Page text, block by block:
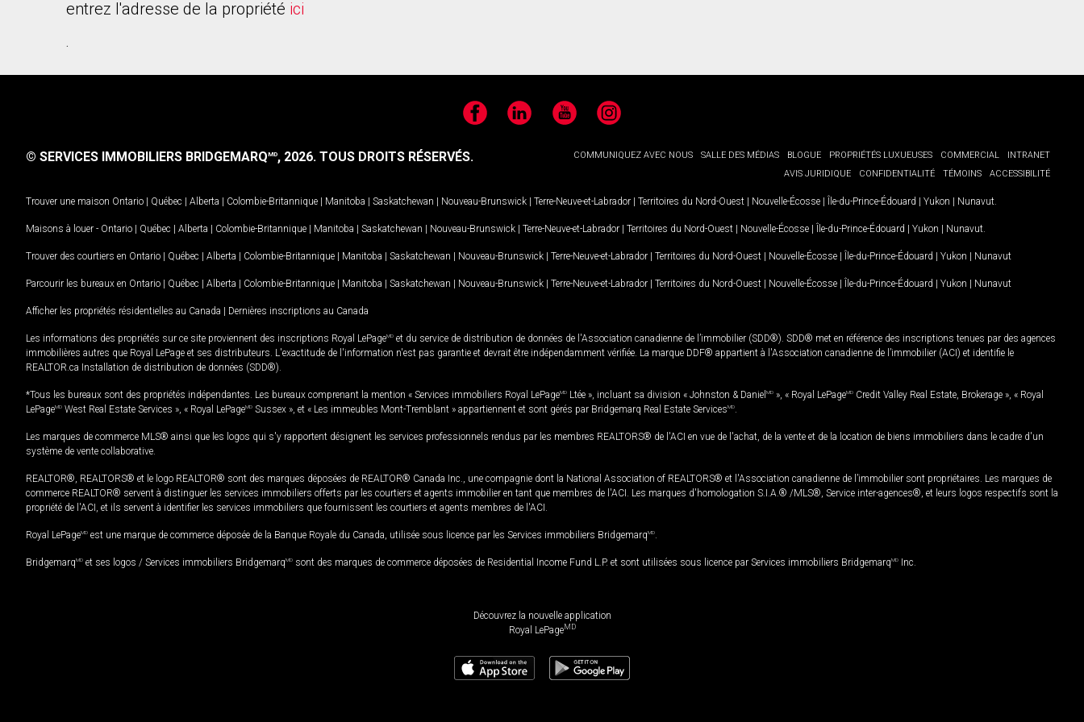
entrez l'adresse de la propriété ici
.
FacebookLinkedIn YouTubeInstagram
COMMUNIQUEZ AVEC NOUS SALLE DES MÉDIAS BLOGUE PROPRIÉTÉS LUXUEUSES COMMERCIAL
INTRANET
AVIS JURIDIQUE
CONFIDENTIALITÉ TÉMOINS ACCESSIBILITÉ
© SERVICES IMMOBILIERS BRIDGEMARQMD, 2026. TOUS DROITS RÉSERVÉS.
Trouver une maison Ontario | Québec | Alberta | Colombie-Britannique | Manitoba | Saskatchewan | Nouveau-Brunswick | Terre-Neuve-et-Labrador | Territoires du Nord-Ouest | Nouvelle-Écosse | Île-du-Prince-Édouard | Yukon | Nunavut
Maisons à louer - Ontario | Québec | Alberta | Colombie-Britannique | Manitoba | Saskatchewan | Nouveau-Brunswick | Terre-Neuve-et-Labrador | Territoires du Nord-Ouest | Nouvelle-Écosse | Île-du-Prince-Édouard | Yukon | Nunavut
Trouver des courtiers en Ontario | Québec | Alberta | Colombie-Britannique | Manitoba | Saskatchewan | Nouveau-Brunswick | Terre-Neuve-et-Labrador | Territoires du Nord-Ouest | Nouvelle-Écosse | Île-du-Prince-Édouard | Yukon | Nunavut
Parcourir les bureaux en Ontario | Québec | Alberta | Colombie-Britannique | Manitoba | Saskatchewan | Nouveau-Brunswick | Terre-Neuve-et-Labrador | Territoires du Nord-Ouest | Nouvelle-Écosse | Île-du-Prince-Édouard | Yukon | Nunavut
Afficher les propriétés résidentielles au Canada | Dernières inscriptions au Canada
Les informations des propriétés sur ce site proviennent des inscriptions Royal LePageMD et du service de distribution de données de l'Association canadienne de l’immobilier (SDD®). SDD® met en référence des inscriptions tenues par des agences
immobilières autres que Royal LePage et ses distributeurs. L'exactitude de l'information n'est pas garantie et devrait être indépendamment vérifiée. La marque DDF® appartient à l'Association canadienne de l’immobilier (ACI) et identifie le
REALTOR.ca Installation de distribution de données (SDD®).
*Tous les bureaux sont des propriétés indépendantes. Les bureaux comprenant la mention « Services immobiliers Royal LePageMD Ltée », incluant sa division « Johnston & Daniel MD », « Royal LePageMD Credit Valley Real Estate, Brokerage », « Royal
LePageMD West Real Estate Services », « Royal LePageMD Sussex », et « Les immeubles Mont-Tremblant » appartiennent et sont gérés par Bridgemarq Real Estate ServicesMD
Les marques de commerce MLS® ainsi que les logos qui s'y rapportent désignent les services professionnels rendus par les membres REALTORS® de l'ACI en vue de l'achat, de la vente et de la location de biens immobiliers dans le cadre d'un
système de vente collaborative.
REALTOR®, REALTORS® et le logo REALTOR® sont des marques déposées de REALTOR® Canada Inc., une compagnie dont la National Association of REALTORS® et l'Association canadienne de l’immobilier sont propriétaires. Les marques de
commerce REALTOR® servent à distinguer les services immobiliers offerts par les courtiers et agents immobilier en tant que membres de l'ACI. Les marques d'homologation S.I.A.® /MLS®, Service inter-agences®, et leurs logos respectifs sont la
propriété de l'ACI, et ils servent à identifier les services immobiliers que fournissent les courtiers et agents membres de l'ACI.
Royal LePageMD est une marque de commerce déposée de la Banque Royale du Canada, utilisée sous licence par les Services immobiliers BridgemarqMD
BridgemarqMD et ses logos / Services immobiliers BridgemarqMD sont des marques de commerce déposées de Residential Income Fund L.P. et sont utilisées sous licence par Services immobiliers BridgemarqMD Inc.
Découvrez la nouvelle application
Royal LePageMD